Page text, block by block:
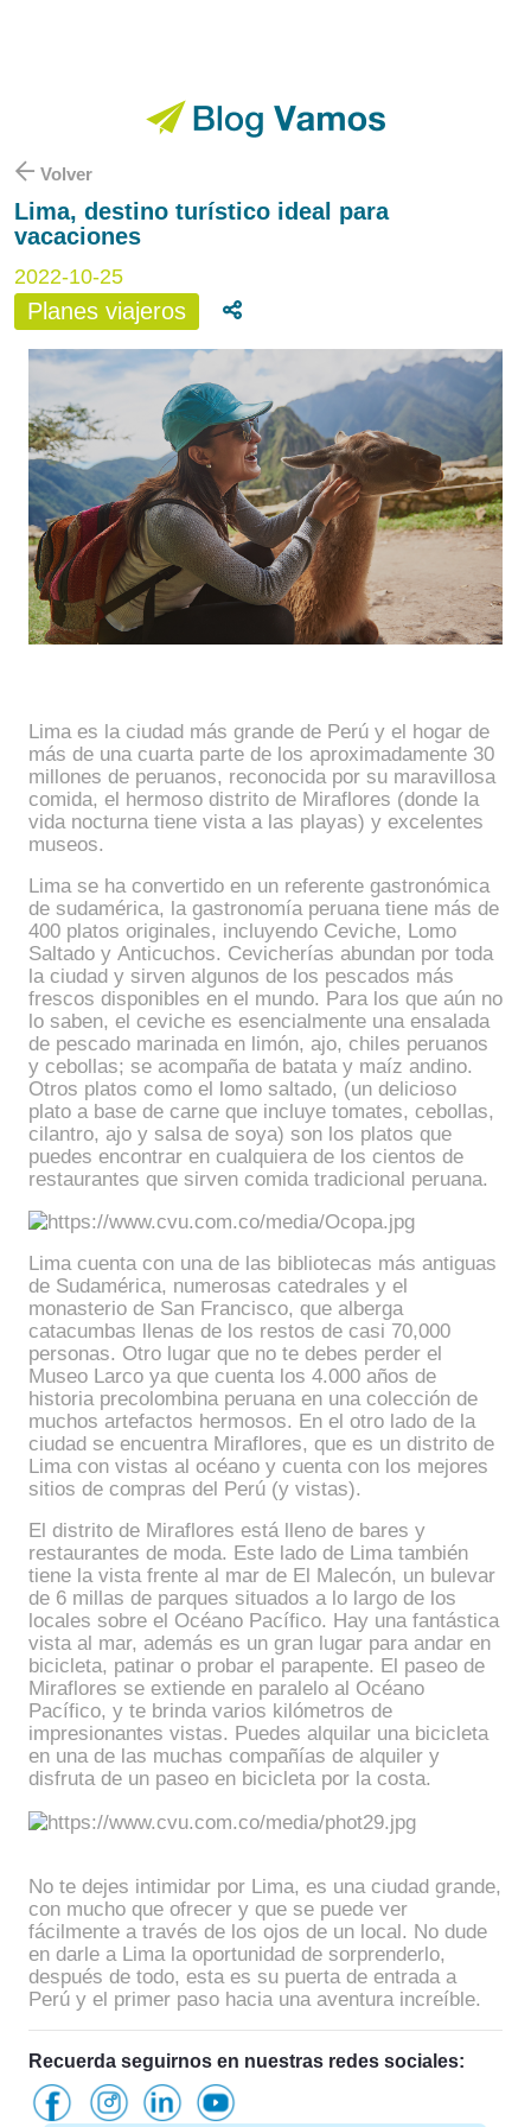
Volver
Lima, destino turístico ideal para
vacaciones
2022-10-25
Planes viajeros
Lima es la ciudad más grande de Perú y el hogar de
más de una cuarta parte de los aproximadamente 30
millones de peruanos, reconocida por su maravillosa
comida, el hermoso distrito de Miraflores (donde la
vida nocturna tiene vista a las playas) y excelentes
museos.
Lima se ha convertido en un referente gastronómica
de sudamérica, la gastronomía peruana tiene más de
400 platos originales, incluyendo Ceviche, Lomo
Saltado y Anticuchos. Cevicherías abundan por toda
la ciudad y sirven algunos de los pescados más
frescos disponibles en el mundo. Para los que aún no
lo saben, el ceviche es esencialmente una ensalada
de pescado marinada en limón, ajo, chiles peruanos
y cebollas; se acompaña de batata y maíz andino.
Otros platos como el lomo saltado, (un delicioso
plato a base de carne que incluye tomates, cebollas,
cilantro, ajo y salsa de soya) son los platos que
puedes encontrar en cualquiera de los cientos de
restaurantes que sirven comida tradicional peruana.
Lima cuenta con una de las bibliotecas más antiguas
de Sudamérica, numerosas catedrales y el
monasterio de San Francisco, que alberga
catacumbas llenas de los restos de casi 70,000
personas. Otro lugar que no te debes perder el
Museo Larco ya que cuenta los 4.000 años de
historia precolombina peruana en una colección de
muchos artefactos hermosos. En el otro lado de la
ciudad se encuentra Miraflores, que es un distrito de
Lima con vistas al océano y cuenta con los mejores
sitios de compras del Perú (y vistas).
El distrito de Miraflores está lleno de bares y
restaurantes de moda. Este lado de Lima también
tiene la vista frente al mar de El Malecón, un bulevar
de 6 millas de parques situados a lo largo de los
locales sobre el Océano Pacífico. Hay una fantástica
vista al mar, además es un gran lugar para andar en
bicicleta, patinar o probar el parapente. El paseo de
Miraflores se extiende en paralelo al Océano
Pacífico, y te brinda varios kilómetros de
impresionantes vistas. Puedes alquilar una bicicleta
en una de las muchas compañías de alquiler y
disfruta de un paseo en bicicleta por la costa.
No te dejes intimidar por Lima, es una ciudad grande,
con mucho que ofrecer y que se puede ver
fácilmente a través de los ojos de un local. No dude
en darle a Lima la oportunidad de sorprenderlo,
después de todo, esta es su puerta de entrada a
Perú y el primer paso hacia una aventura increíble.
Recuerda seguirnos en nuestras redes sociales: